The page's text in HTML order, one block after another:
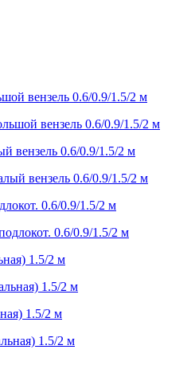
вензель 0.6/0.9/1.5/2 м
вензель 0.6/0.9/1.5/2 м
0.6/0.9/1.5/2 м
1.5/2 м
1.5/2 м